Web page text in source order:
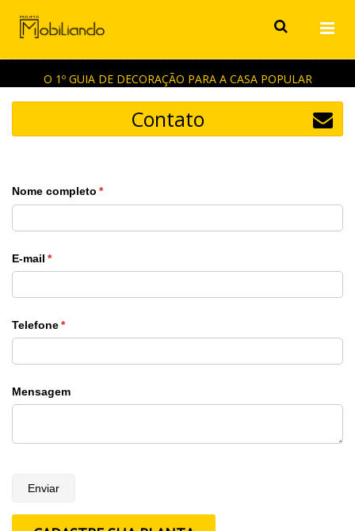
O 1º GUIA DE DECORAÇÃO PARA A CASA POPULAR
Contato
Nome completo *
(obrigatório)
E-mail *
(obrigatório)
Telefone*
(obrigatório)
Mensagem
Enviar